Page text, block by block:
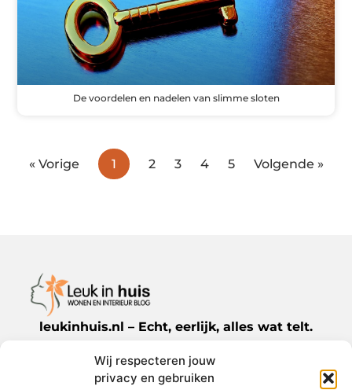
Wij respecteren jouw
privacy en gebruiken
De voordelen en nadelen van slimme sloten
« Vorige 1 2 3 4 5 Volgende »
leukinhuis.nl – Echt, eerlijk, alles wat telt.
Een verzameling van blogs en artikelen die
een breed scala aan onderwerpen uit het